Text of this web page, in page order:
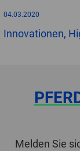
04.03.2020
Innovationen,
Melden Sie